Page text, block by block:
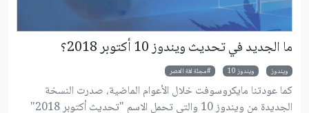
ما الجديد في تحديث ويندوز 10 أكتوبر 2018؟
ويندوز ويندوز 10 مجلة لغة العصر
كما عودتنا مايكروسوفت خلال الأعوام الماضية، صدرت النسخة
الجديدة من ويندوز 10 والتي تحمل الاسم "تحديث أكتوبر 2018"